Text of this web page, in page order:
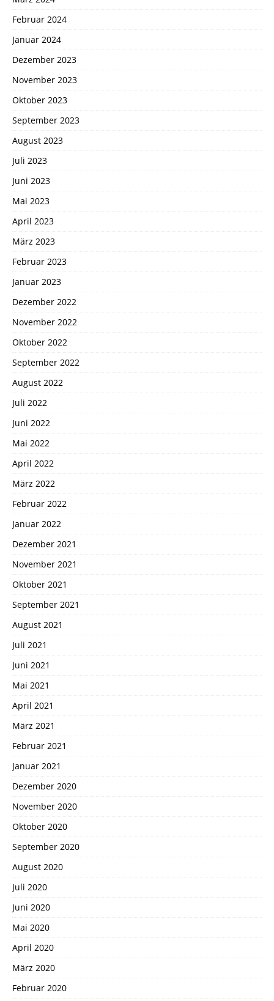
Februar 2024
Januar 2024
Dezember 2023
November 2023
Oktober 2023
September 2023
August 2023
Juli 2023
Juni 2023
Mai 2023
April 2023
März 2023
Februar 2023
Januar 2023
Dezember 2022
November 2022
Oktober 2022
September 2022
August 2022
Juli 2022
Juni 2022
Mai 2022
April 2022
März 2022
Februar 2022
Januar 2022
Dezember 2021
November 2021
Oktober 2021
September 2021
August 2021
Juli 2021
Juni 2021
Mai 2021
April 2021
März 2021
Februar 2021
Januar 2021
Dezember 2020
November 2020
Oktober 2020
September 2020
August 2020
Juli 2020
Juni 2020
Mai 2020
April 2020
März 2020
Februar 2020